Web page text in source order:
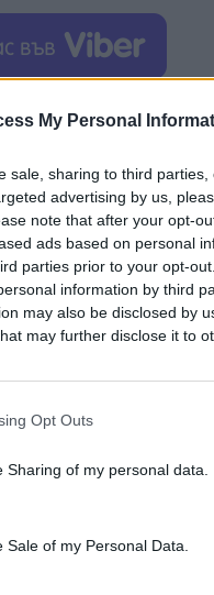
My Personal
sale, sharing to third
advertising by us,
note that after your opt-
ads based on personal
parties prior to your opt-
information by third
may also be disclosed by
may further disclose it to
Opt Outs
of my personal data.
of my Personal Data.
разгледат и
медии
от
вече е в
наречената
обединението
да
горната камара
огромно